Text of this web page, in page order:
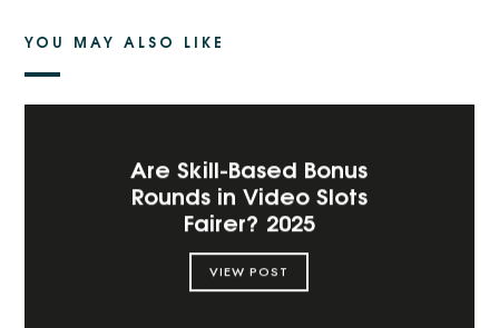
YOU MAY ALSO LIKE
Are Skill-Based Bonus
Rounds in Video Slots
Fairer? 2025
VIEW POST